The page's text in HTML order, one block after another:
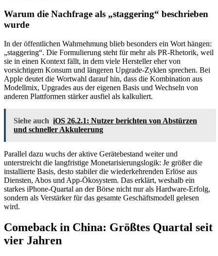
Warum die Nachfrage als „staggering“ beschrieben
wurde
In der öffentlichen Wahrnehmung blieb besonders ein Wort hängen:
„staggering“. Die Formulierung steht für mehr als PR-Rhetorik, weil
sie in einen Kontext fällt, in dem viele Hersteller eher von
vorsichtigem Konsum und längeren Upgrade-Zyklen sprechen. Bei
Apple deutet die Wortwahl darauf hin, dass die Kombination aus
Modellmix, Upgrades aus der eigenen Basis und Wechseln von
anderen Plattformen stärker ausfiel als kalkuliert.
Siehe auch iOS 26.2.1: Nutzer berichten von Abstürzen
und schneller Akkuleerung
Parallel dazu wuchs der aktive Gerätebestand weiter und
unterstreicht die langfristige Monetarisierungslogik: Je größer die
installierte Basis, desto stabiler die wiederkehrenden Erlöse aus
Diensten, Abos und App-Ökosystem. Das erklärt, weshalb ein
starkes iPhone-Quartal an der Börse nicht nur als Hardware-Erfolg,
sondern als Verstärker für das gesamte Geschäftsmodell gelesen
wird.
Comeback in China: Größtes Quartal seit
vier Jahren